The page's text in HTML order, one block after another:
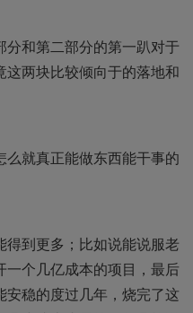
和第二部分的第一趴对于
两块比较倾向于的落地和
就真正能做东西能干事的
到更多；比如说能说服老
个几亿成本的项目，最后
稳的度过几年，烧完了这